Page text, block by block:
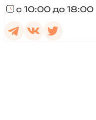
с 10:00 до 18:00